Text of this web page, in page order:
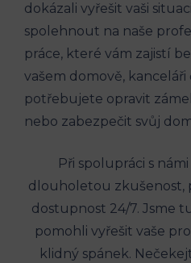
dokázali vyřešit vaši
spolehnout na naše
práce, které vám zajistí
vašem domově,
potřebujete opravit
nebo zabezpečit svůj
Při spolupráci s
dlouholetou zkušenost,
dostupnost 24/7. Jsme
pomohli vyřešit vaše
klidný spánek.